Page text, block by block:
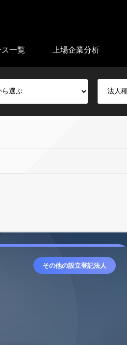
一覧 上場企業分析